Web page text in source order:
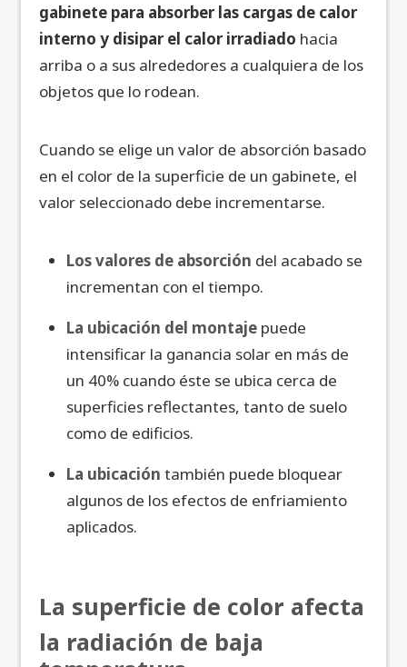
gabinete para absorber las cargas de calor
interno y disipar el calor irradiado hacia
arriba o a sus alrededores a cualquiera de los
objetos que lo rodean.
Cuando se elige un valor de absorción basado
en el color de la superficie de un gabinete, el
valor seleccionado debe incrementarse.
Los valores de absorción del acabado se
incrementan con el tiempo.
La ubicación del montaje puede
intensificar la ganancia solar en más de
un 40% cuando éste se ubica cerca de
superficies reflectantes, tanto de suelo
como de edificios.
La ubicación también puede bloquear
algunos de los efectos de enfriamiento
aplicados.
La superficie de color afecta
la radiación de baja